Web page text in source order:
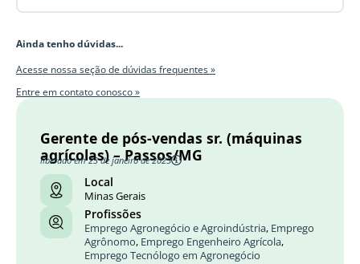
Ainda tenho dúvidas...
Acesse nossa seção de dúvidas frequentes »
Entre em contato conosco »
Gerente de pós-vendas sr. (máquinas
agrícolas) – Passos/MG
liberado em 23 de janeiro de 2025
Local
Minas Gerais
Profissões
Emprego Agronegócio e Agroindústria, Emprego
Agrônomo, Emprego Engenheiro Agrícola,
Emprego Tecnólogo em Agronegócio